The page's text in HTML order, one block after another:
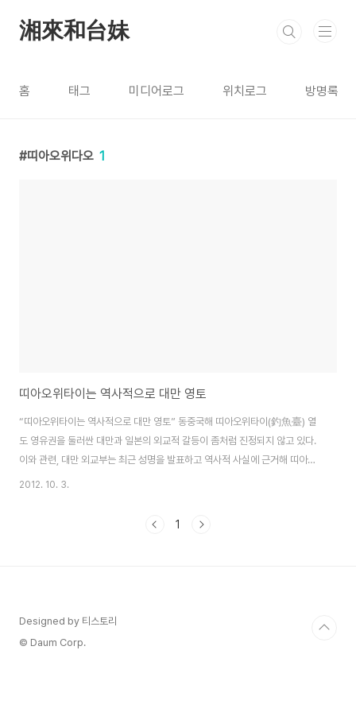
湘來和台妹
홈 태그 미디어로그 위치로그 방명록
띠아오위다오 1
띠아오위타이는 역사적으로 대만 영토
“띠아오위타이는 역사적으로 대만 영토” 동중국해 띠아오위타이(釣魚臺) 열
도 영유권을 둘러싼 대만과 일본의 외교적 갈등이 좀처럼 진정되지 않고 있다.
이와 관련, 대만 외교부는 최근 성명을 발표하고 역사적 사실에 근거해 띠아오
위타이 열도에 대한 일본의 영유권 주장을 구체적으로 반박했다. 대만 외교부
여하고 있다고 주장했다. 첫째, 일본은 띠아오위타이 열도를 1895년 1월 병합
2012. 10. 3.
1
Designed by 티스토리
© Daum Corp.